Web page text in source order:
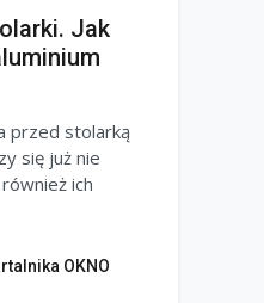
Jak
przed stolarką
się już nie
ich
OKNO